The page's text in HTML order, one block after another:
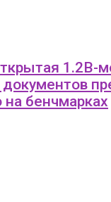
1.2B-
документов
на бенчмарках